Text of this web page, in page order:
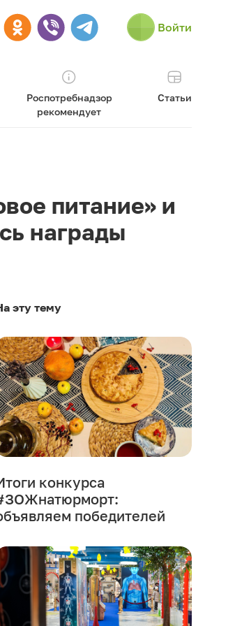
Войти
Роспотребнадзор
рекомендует
Статьи
питание» и
награды
эту тему
конкурса
победителей